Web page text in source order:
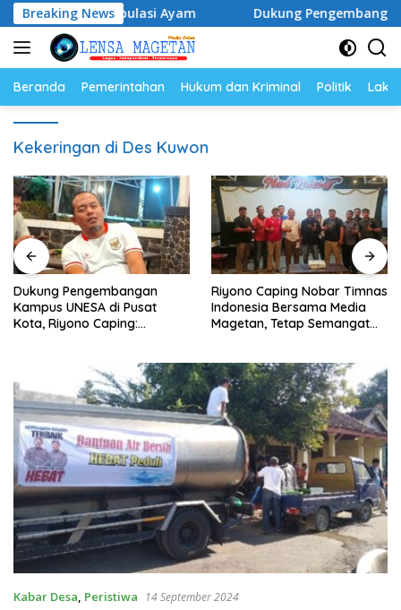
Langsung
ke
konten
Breaking News
dan Populasi Ayam Dukung Pengembangan
Beranda Pemerintahan Hukum dan Kriminal Politik
Kekeringan di Des Kuwon
Dukung Pengembangan
Kampus UNESA di Pusat
Kota, Riyono Caping:
Riyono Caping Nobar Timnas
Indonesia Bersama Media
Magetan, Tetap Semangat
Kabar Desa, Peristiwa 14 September 2024